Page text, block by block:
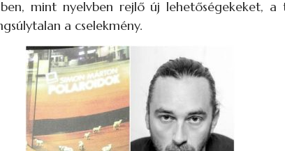
mint nyelvben rejlő új lehetőségekeket,
a cselekmény.